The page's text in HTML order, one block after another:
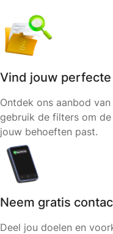
Vind jouw
Ontdek ons aanbod
gebruik de filters om
jouw behoeften past.
Neem gratis
Deel jou doelen en